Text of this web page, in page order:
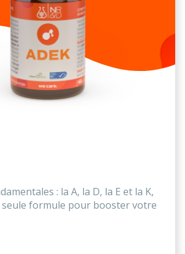
: la A, la D, la E et la K,
formule pour booster votre